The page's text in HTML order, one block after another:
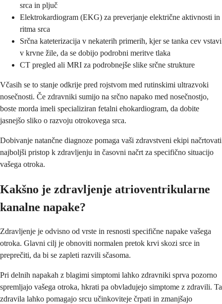
srca in pljuč
Elektrokardiogram (EKG) za preverjanje električne aktivnosti in
ritma srca
Srčna kateterizacija v nekaterih primerih, kjer se tanka cev vstavi
v krvne žile, da se dobijo podrobni meritve tlaka
CT pregled ali MRI za podrobnejše slike srčne strukture
Včasih se to stanje odkrije pred rojstvom med rutinskimi ultrazvoki
nosečnosti. Če zdravniki sumijo na srčno napako med nosečnostjo,
boste morda imeli specializiran fetalni ehokardiogram, da dobite
jasnejšo sliko o razvoju otrokovega srca.
Dobivanje natančne diagnoze pomaga vaši zdravstveni ekipi načrtovati
najboljši pristop k zdravljenju in časovni načrt za specifično situacijo
vašega otroka.
Kakšno je zdravljenje atrioventrikularne
kanalne napake?
Zdravljenje je odvisno od vrste in resnosti specifične napake vašega
otroka. Glavni cilj je obnoviti normalen pretok krvi skozi srce in
preprečiti, da bi se zapleti razvili sčasoma.
Pri delnih napakah z blagimi simptomi lahko zdravniki sprva pozorno
spremljajo vašega otroka, hkrati pa obvladujejo simptome z zdravili. Ta
zdravila lahko pomagajo srcu učinkoviteje črpati in zmanjšajo